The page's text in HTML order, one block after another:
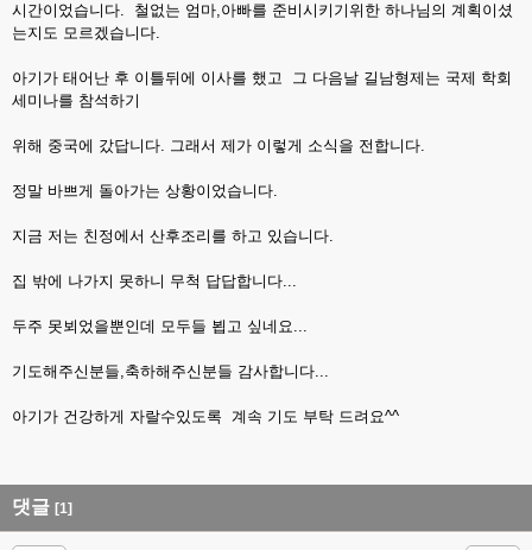
시간이었습니다. 철없는 엄마,아빠를 준비시키기위한 하나님의 계획이셨
는지도 모르겠습니다.
아기가 태어난 후 이틀뒤에 이사를 했고 그 다음날 길남형제는 국제 학회
세미나를 참석하기
위해 중국에 갔답니다. 그래서 제가 이렇게 소식을 전합니다.
정말 바쁘게 돌아가는 상황이었습니다.
지금 저는 친정에서 산후조리를 하고 있습니다.
집 밖에 나가지 못하니 무척 답답합니다...
두주 못뵈었을뿐인데 모두들 뵙고 싶네요...
기도해주신분들,축하해주신분들 감사합니다...
아기가 건강하게 자랄수있도록 계속 기도 부탁 드려요^^
댓글 [1]